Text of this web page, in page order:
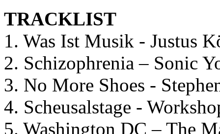
TRACKLIST
1. Was Ist Musik - Justus
2. Schizophrenia – Sonic
3. No More Shoes -
4. Scheusalstage -
5. Washington DC – The